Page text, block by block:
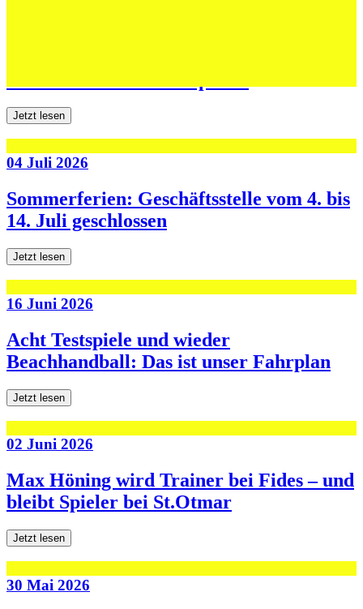
Jetzt lesen
04 Juli 2026
Sommerferien: Geschäftsstelle vom 4. bis
14. Juli geschlossen
Jetzt lesen
16 Juni 2026
Acht Testspiele und wieder
Beachhandball: Das ist unser Fahrplan
Jetzt lesen
02 Juni 2026
Max Höning wird Trainer bei Fides – und
bleibt Spieler bei St.Otmar
Jetzt lesen
30 Mai 2026